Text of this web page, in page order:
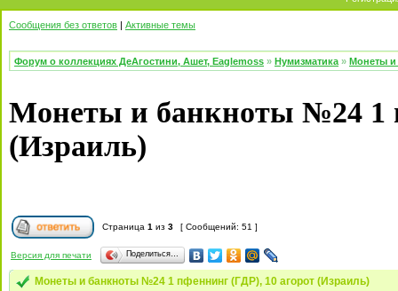
Сообщения без ответов | Активные темы
Форум о коллекциях ДеАгостини, Ашет, Eaglemoss » Нумизматика » Монеты и
Монеты и банкноты №24 1
(Израиль)
Страница 1 из 3 [ Сообщений: 51 ]
Версия для печати Поделиться…
Монеты и банкноты №24 1 пфеннинг (ГДР), 10 агорот (Израиль)